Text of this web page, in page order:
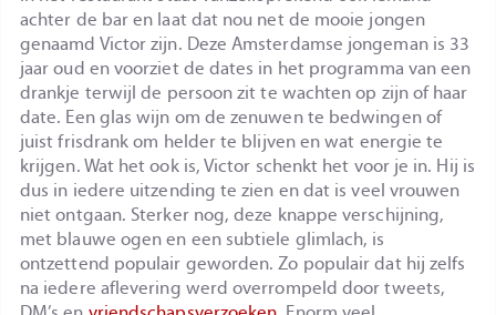
achter de bar en laat dat nou net de mooie jongen
genaamd Victor zijn. Deze Amsterdamse jongeman is 33
jaar oud en voorziet de dates in het programma van een
drankje terwijl de persoon zit te wachten op zijn of haar
date. Een glas wijn om de zenuwen te bedwingen of
juist frisdrank om helder te blijven en wat energie te
krijgen. Wat het ook is, Victor schenkt het voor je in. Hij is
dus in iedere uitzending te zien en dat is veel vrouwen
niet ontgaan. Sterker nog, deze knappe verschijning,
met blauwe ogen en een subtiele glimlach, is
ontzettend populair geworden. Zo populair dat hij zelfs
na iedere aflevering werd overrompeld door tweets,